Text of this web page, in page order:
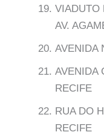
VIADUTO
AV.
AVENIDA
AVENIDA
RECIFE
RUA DO
RECIFE